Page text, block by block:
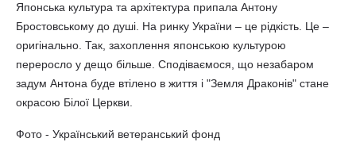
Японська культура та архітектура припала Антону
Бростовському до душі. На ринку України – це рідкість. Це –
оригінально. Так, захоплення японською культурою
переросло у дещо більше. Сподіваємося, що незабаром
задум Антона буде втілено в життя і "Земля Драконів" стане
окрасою Білої Церкви.
Фото - Український ветеранський фонд